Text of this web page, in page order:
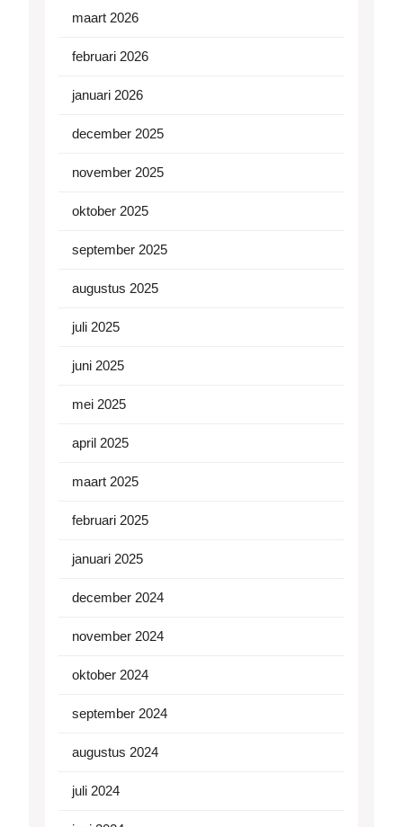
maart 2026
februari 2026
januari 2026
december 2025
november 2025
oktober 2025
september 2025
augustus 2025
juli 2025
juni 2025
mei 2025
april 2025
maart 2025
februari 2025
januari 2025
december 2024
november 2024
oktober 2024
september 2024
augustus 2024
juli 2024